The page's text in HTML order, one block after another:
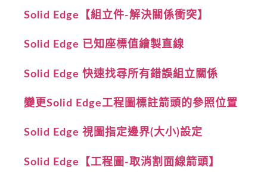
Solid Edge【組立件-解決關係衝突】
Solid Edge 已知座標值繪製直線
Solid Edge 快速找尋所有錯誤組立關係
變更Solid Edge工程圖標註箭頭的參照位置
Solid Edge 視圖指定邊界(大小)設定
Solid Edge【工程圖-取消割面線箭頭】